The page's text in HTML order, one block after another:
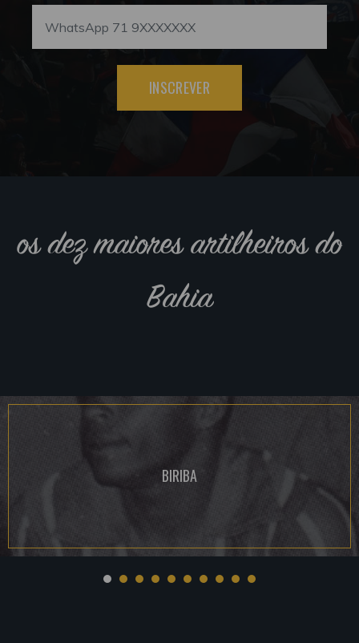
INSCREVER
os dez maiores artilheiros do
Bahia
BIRIBA